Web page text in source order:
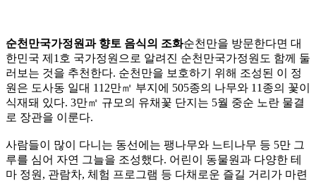
순천만국가정원과 향토 음식의 조화순천만을 방문한다면 대
한민국 제1호 국가정원으로 알려진 순천만국가정원도 함께 둘
러보는 것을 추천한다. 순천만을 보호하기 위해 조성된 이 정
원은 도사동 일대 112만㎡ 부지에 505종의 나무와 11종의 꽃이
식재돼 있다. 3만㎡ 규모의 유채꽃 단지는 5월 중순 노란 물결
로 장관을 이룬다.
사람들이 많이 다니는 동선에는 팽나무와 느티나무 등 5만 그
루를 심어 자연 그늘을 조성했다. 어린이 동물원과 다양한 테
마 정원, 관람차, 체험 프로그램 등 다채로운 즐길 거리가 마련